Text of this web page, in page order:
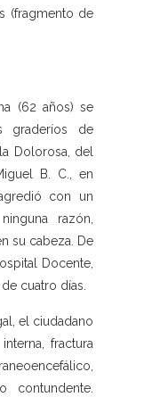
(fragmento de
(62 años) se
graderíos de
Dolorosa, del
B. C., en
con un
razón,
su cabeza. De
Docente,
cuatro días.
el ciudadano
fractura
contundente.